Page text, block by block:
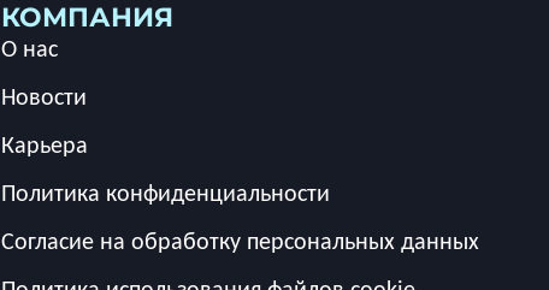
КОМПАНИЯ
О нас
Новости
Карьера
Политика конфиденциальности
Согласие на обработку персональных данных